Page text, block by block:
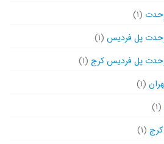
(۱)
پل فردیس (۱)
پل فردیس کرج (۱)
(۱)
(۱)
(۱)